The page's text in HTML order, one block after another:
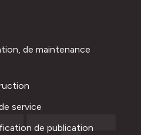
de maintenance
service
de publication